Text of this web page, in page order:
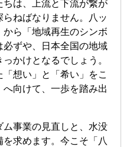
ちは、上流と下流が繋が
ねばなりません。八ッ
ら「地域再生のシンボ
必ずや、日本全国の地域
かけとなるでしょう。
想い」と「希い」をこ
向けて、一歩を踏み出
事業の見直しと、水没
求めます。今こそ「八